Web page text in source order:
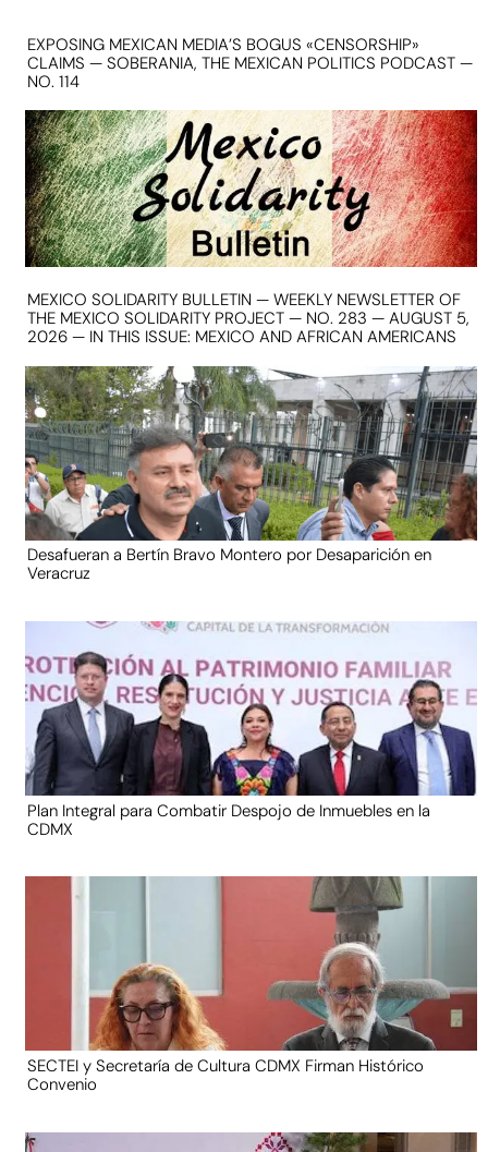
EXPOSING MEXICAN MEDIA’S BOGUS «CENSORSHIP»
CLAIMS — SOBERANIA, THE MEXICAN POLITICS PODCAST —
NO. 114
MEXICO SOLIDARITY BULLETIN — WEEKLY NEWSLETTER OF
THE MEXICO SOLIDARITY PROJECT — NO. 283 — AUGUST 5,
2026 — IN THIS ISSUE: MEXICO AND AFRICAN AMERICANS
Desafueran a Bertín Bravo Montero por Desaparición en
Veracruz
Plan Integral para Combatir Despojo de Inmuebles en la
CDMX
SECTEI y Secretaría de Cultura CDMX Firman Histórico
Convenio